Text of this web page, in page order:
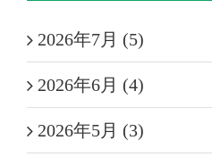
2026年7月 (5)
2026年6月 (4)
2026年5月 (3)